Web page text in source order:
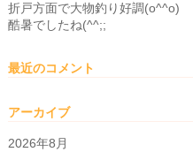
折戸方面で大物釣り好調(o^^o)
酷暑でしたね(^^;;
最近のコメント
アーカイブ
2026年8月